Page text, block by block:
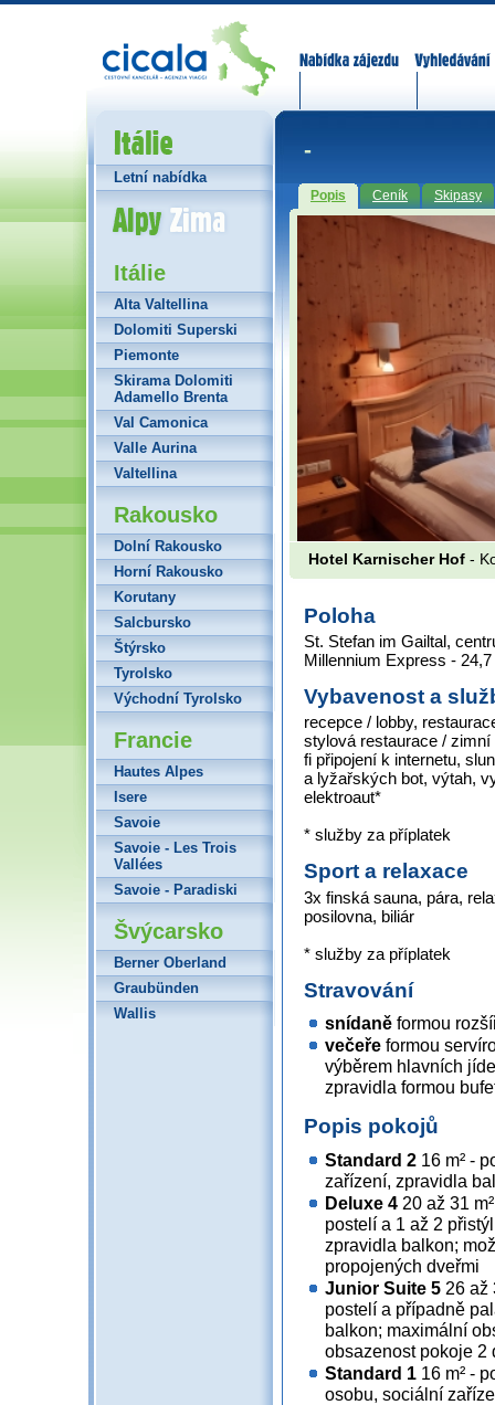
-
Popis Ceník Skipasy
Hotel Karnischer Hof -
Poloha
St. Stefan im Gailtal,
Millennium Express -
Vybavenost a
recepce / lobby,
stylová restaurace / zimní
fi připojení k internetu,
a lyžařských bot, výtah,
elektroaut*
* služby za příplatek
Sport a relaxace
3x finská sauna, pára,
posilovna, biliár
* služby za příplatek
Stravování
snídaně formou
večeře formou
výběrem hlavních
zpravidla formou
Popis pokojů
Standard 2 16 m² -
zařízení, zpravidla
Deluxe 4 20 až 31
postelí a 1 až 2
zpravidla balkon;
propojených dveřmi
Junior Suite 5 26 až
postelí a případně
balkon; maximální
obsazenost pokoje 2
Standard 1 16 m² -
osobu, sociální
Itálie
Letní nabídka
Alpy Zima
Itálie
Alta Valtellina
Dolomiti Superski
Piemonte
Skirama Dolomiti
Adamello Brenta
Val Camonica
Valle Aurina
Valtellina
Rakousko
Dolní Rakousko
Horní Rakousko
Korutany
Salcbursko
Štýrsko
Tyrolsko
Východní Tyrolsko
Francie
Hautes Alpes
Isere
Savoie
Savoie - Les Trois
Vallées
Savoie - Paradiski
Švýcarsko
Berner Oberland
Graubünden
Wallis